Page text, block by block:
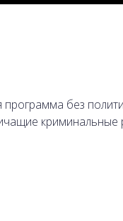
без
– все, что